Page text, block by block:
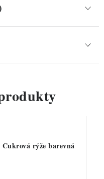
Cukrová rýže barevná